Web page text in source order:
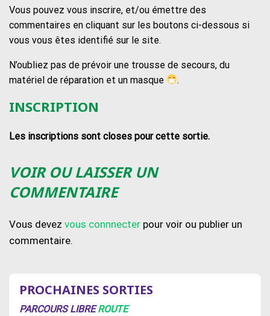
Vous pouvez vous inscrire, et/ou émettre des
commentaires en cliquant sur les boutons ci-dessous si
vous vous êtes identifié sur le site.
N’oubliez pas de prévoir une trousse de secours, du
matériel de réparation et un masque
.
INSCRIPTION
Les inscriptions sont closes pour cette sortie.
VOIR OU LAISSER UN
COMMENTAIRE
Vous devez vous connnecter pour voir ou publier un
commentaire.
PROCHAINES SORTIES
PARCOURS LIBREROUTE